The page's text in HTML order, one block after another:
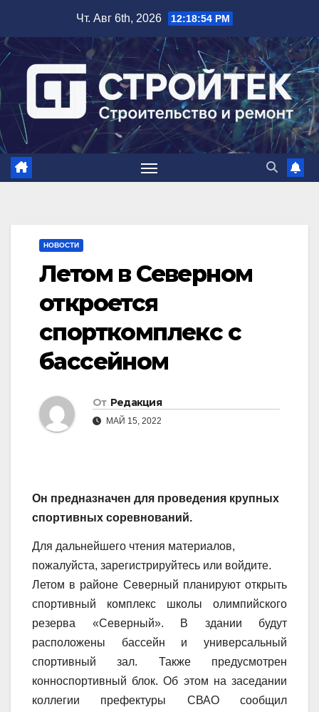
содержимому
Чт. Авг 6th, 2026 12:18:55 PM
НОВОСТИ
Летом в Северном
откроется
спорткомплекс с
бассейном
От Редакция
МАЙ 15, 2022
Он предназначен для проведения крупных
спортивных соревнований.
Для дальнейшего чтения материалов,
пожалуйста, зарегистрируйтесь или войдите.
Летом в районе Северный планируют открыть
спортивный комплекс школы олимпийского
резерва «Северный». В здании будут
расположены бассейн и универсальный
спортивный зал. Также предусмотрен
конноспортивный блок. Об этом на заседании
коллегии префектуры СВАО сообщил